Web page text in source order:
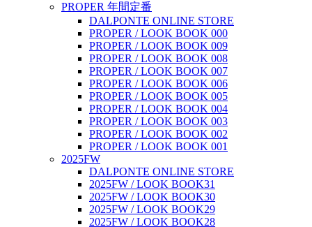
PROPER 年間定番
DALPONTE ONLINE STORE
PROPER / LOOK BOOK 000
PROPER / LOOK BOOK 009
PROPER / LOOK BOOK 008
PROPER / LOOK BOOK 007
PROPER / LOOK BOOK 006
PROPER / LOOK BOOK 005
PROPER / LOOK BOOK 004
PROPER / LOOK BOOK 003
PROPER / LOOK BOOK 002
PROPER / LOOK BOOK 001
2025FW
DALPONTE ONLINE STORE
2025FW / LOOK BOOK31
2025FW / LOOK BOOK30
2025FW / LOOK BOOK29
2025FW / LOOK BOOK28